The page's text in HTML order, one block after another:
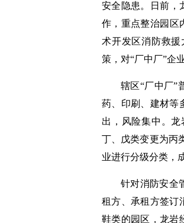
安全隐患。日前，
作，重点整治园区
术开发区消防救援
策，对“厂中厂”企
辖区“厂中厂”
药、印刷、建材等
出，风险集中。
丁、戊类变更为丙
业进行分级分类，
针对消防安全
租方、承租方签订
鞋类的园区， 龙岩